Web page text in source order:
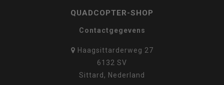
QUADCOPTER-SHOP
Contactgegevens
Haagsittarderweg 27
6132 SV
Sittard, Nederland